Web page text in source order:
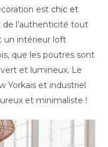
est chic et
l’authenticité tout
un intérieur loft
que les poutres sont
et lumineux. Le
Yorkais et industriel
et minimaliste !